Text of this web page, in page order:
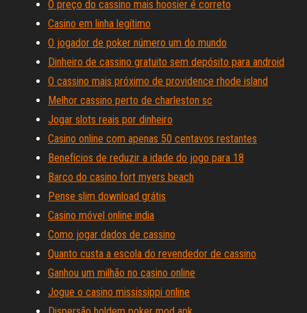
O preço do cassino mais hoosier é correto
Casino em linha legítimo
O jogador de poker número um do mundo
Dinheiro de cassino gratuito sem depósito para android
O cassino mais próximo de providence rhode island
Melhor cassino perto de charleston sc
Jogar slots reais por dinheiro
Casino online com apenas 50 centavos restantes
Benefícios de reduzir a idade do jogo para 18
Barco do casino fort myers beach
Pense slim download grátis
Casino móvel online india
Como jogar dados de cassino
Quanto custa a escola do revendedor de cassino
Ganhou um milhão no casino online
Jogue o casino mississippi online